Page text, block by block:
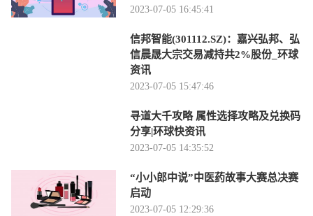
2023-07-05 16:45:41
信邦智能(301112.SZ)：嘉兴弘邦、弘
信晨晟大宗交易减持共2%股份_环球
资讯
2023-07-05 15:47:46
寻道大千攻略 属性选择攻略及兑换码
分享|环球快资讯
2023-07-05 14:35:52
“小小郎中说”中医药故事大赛总决赛
启动
2023-07-05 12:29:36